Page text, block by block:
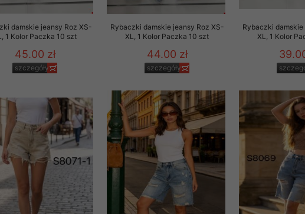
damskie jeansy Roz XS-
1 Kolor Paczka 10 szt
45.00 zł
szczegóły
Rybaczki damskie jeansy Roz XS-
XL, 1 Kolor Paczka 10 szt
44.00 zł
szczegóły
Rybaczki
XL, 1 Kolor